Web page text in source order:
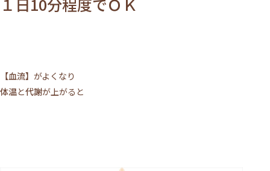
ACCESS
TOPICS
【血流】 がよくなり
体温と代謝が上がると